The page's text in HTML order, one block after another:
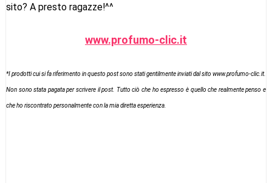
sito? A presto ragazze!^^
www.profumo-clic.it
*I prodotti cui si fa riferimento in questo post sono stati gentilmente inviati dal sitowww.profumo-clic.it.
Non sono stata pagata per scrivere il post. Tutto ciò che ho espresso è quello che realmente penso e
che ho riscontrato personalmente con la mia diretta esperienza.